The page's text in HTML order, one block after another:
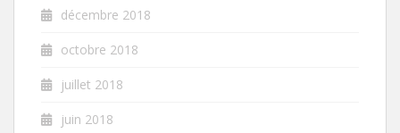
décembre 2018
octobre 2018
juillet 2018
juin 2018